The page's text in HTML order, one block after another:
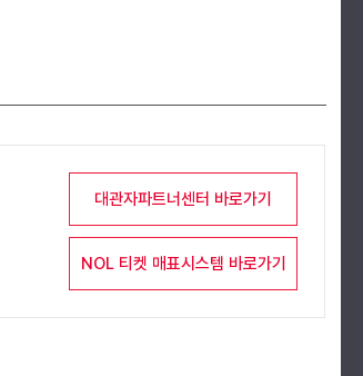
대관자파트너센터 바로가기
NOL 티켓 매표시스템 바로가기